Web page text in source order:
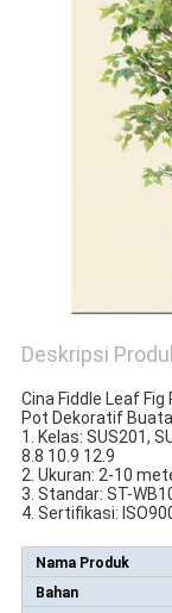
PRIVASI
Deskripsi
Cina Fiddle Leaf
Pot Dekoratif
1. Kelas: SUS201,
8.8 10.9 12.9
2. Ukuran: 2-10
3. Standar: ST-
4. Sertifikasi:
Nama Produk
Bahan